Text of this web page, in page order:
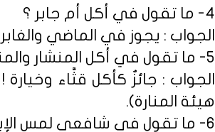
4- ما تقول في أكل أم جابر ؟
الجواب : يجوز في الماضي والغابر
5- ما تقول في أكل المنشار والمنارة ؟
الجواب : جائزٌ كأكل قثَّاء
هيئة المنارة).
6- ما تقول في شافعي لمس الإبريق ؟